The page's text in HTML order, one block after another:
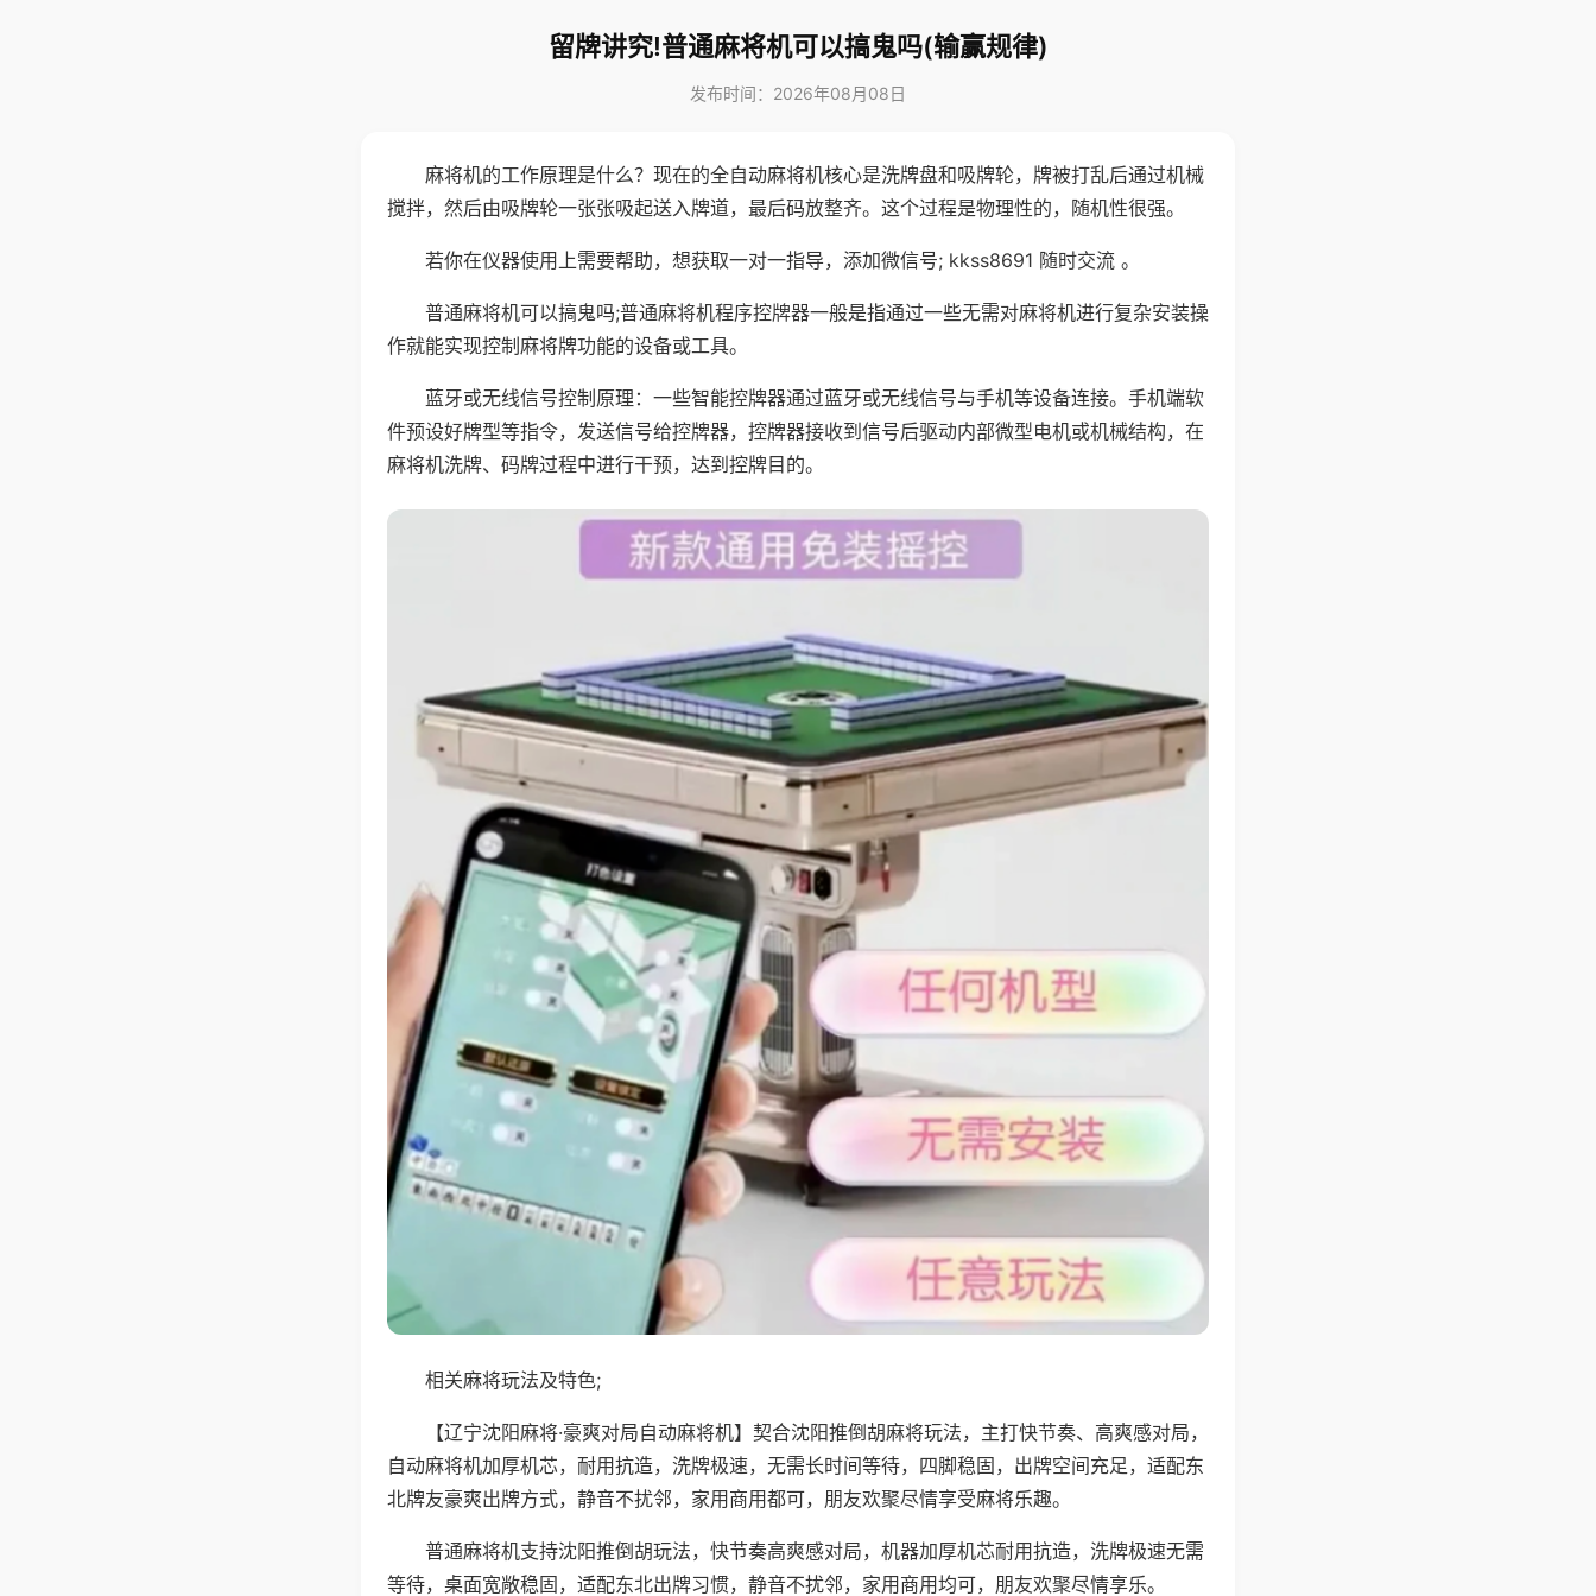
留牌讲究!普通麻将机可以搞鬼吗(输赢规律)
发布时间：2026年08月08日
麻将机的工作原理是什么？现在的全自动麻将机核心是洗牌盘和吸牌轮，牌被打乱后通过机械
搅拌，然后由吸牌轮一张张吸起送入牌道，最后码放整齐。这个过程是物理性的，随机性很强。
若你在仪器使用上需要帮助，想获取一对一指导，添加微信号; kkss8691 随时交流 。
普通麻将机可以搞鬼吗;普通麻将机程序控牌器一般是指通过一些无需对麻将机进行复杂安装操
作就能实现控制麻将牌功能的设备或工具。
蓝牙或无线信号控制原理：一些智能控牌器通过蓝牙或无线信号与手机等设备连接。手机端软
件预设好牌型等指令，发送信号给控牌器，控牌器接收到信号后驱动内部微型电机或机械结构，在
麻将机洗牌、码牌过程中进行干预，达到控牌目的。
相关麻将玩法及特色;
【辽宁沈阳麻将·豪爽对局自动麻将机】契合沈阳推倒胡麻将玩法，主打快节奏、高爽感对局，
自动麻将机加厚机芯，耐用抗造，洗牌极速，无需长时间等待，四脚稳固，出牌空间充足，适配东
北牌友豪爽出牌方式，静音不扰邻，家用商用都可，朋友欢聚尽情享受麻将乐趣。
普通麻将机支持沈阳推倒胡玩法，快节奏高爽感对局，机器加厚机芯耐用抗造，洗牌极速无需
等待，桌面宽敞稳固，适配东北出牌习惯，静音不扰邻，家用商用均可，朋友欢聚尽情享乐。